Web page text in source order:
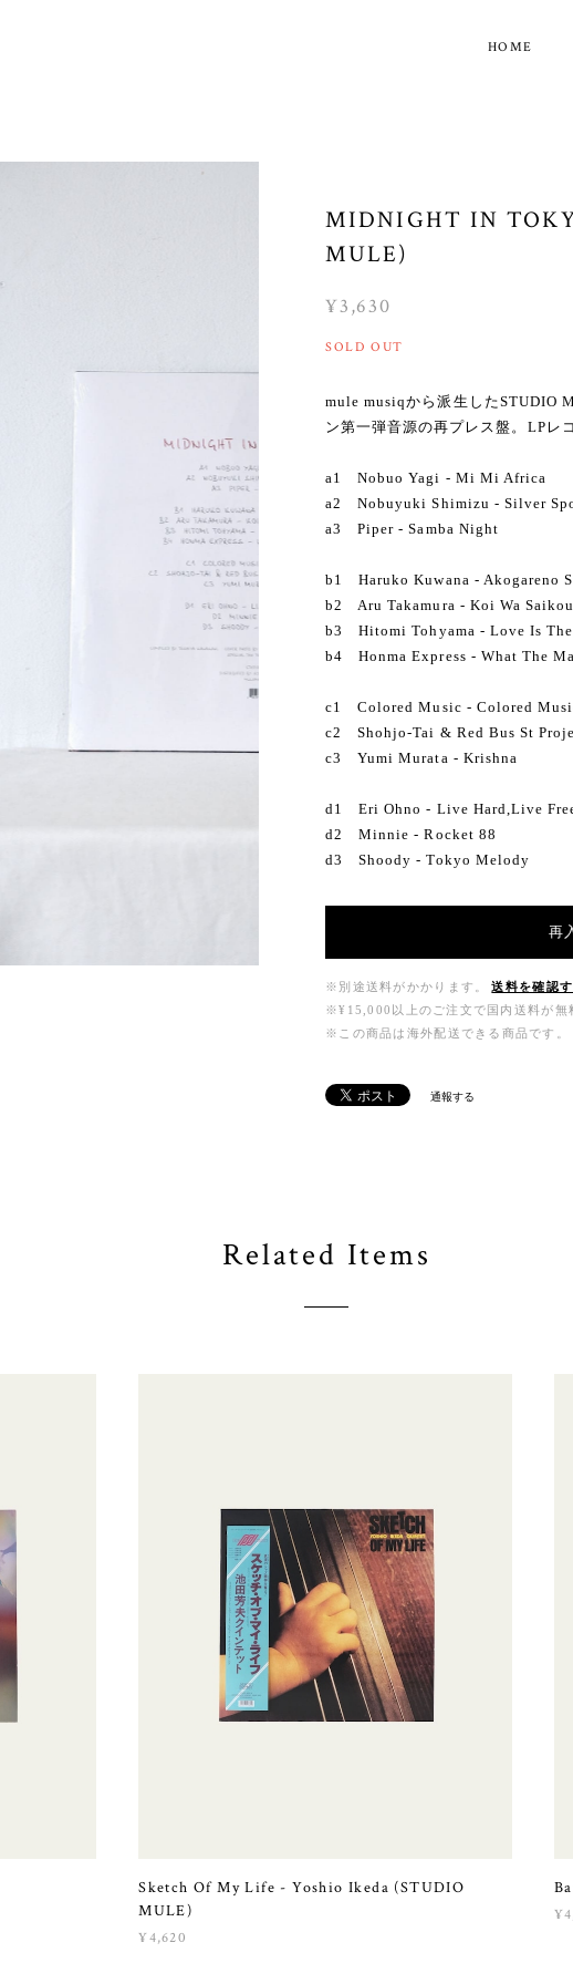
HOME
MIDNIGHT IN
MULE)
¥3,630
SOLD OUT
mule musiqから派生したSTUDIO
ン第一弾音源の再プレス盤。LPレ
a1 Nobuo Yagi - Mi Mi Africa
a2 Nobuyuki Shimizu - Silver
a3 Piper - Samba Night
b1 Haruko Kuwana - Akogareno
b2 Aru Takamura - Koi Wa
b3 Hitomi Tohyama - Love Is
b4 Honma Express - What The
c1 Colored Music - Colored
c2 Shohjo-Tai & Red Bus St
c3 Yumi Murata - Krishna
d1 Eri Ohno - Live Hard,Live
d2 Minnie - Rocket 88
d3 Shoody - Tokyo Melody
再
※別途送料がかかります。
送料を確認す
※¥15,000以上のご注文で国内送料が無
※この商品は海外配送できる商品です。
通報する
Related Items
Sketch Of My Life - Yoshio Ikeda (STUDIO
MULE)
¥4,620